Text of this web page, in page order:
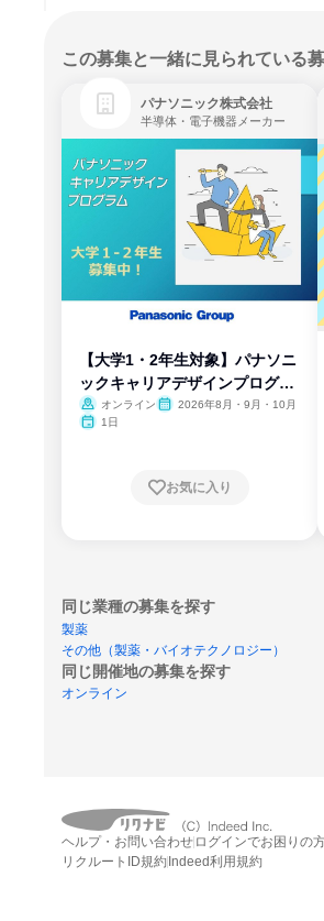
この募集と一緒に見られている
パナソニック株式会社
半導体・電子機器メーカー
【大学1・2年生対象】パナソニ
ックキャリアデザインプログラ
ム
オンライン
2026年8月・9月・10月
1日
お気に入り
同じ業種の募集を探す
製薬
その他（製薬・バイオテクノロジー）
同じ開催地の募集を探す
オンライン
ヘルプ・お問い合わせ ログインでお困りの
リクルートID規約 Indeed利用規約